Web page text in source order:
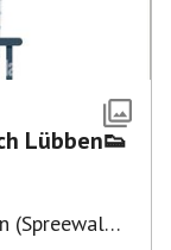
Lübben👟
(Spreewald),